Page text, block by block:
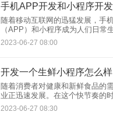
随着移动互联网的迅猛发展，手
（APP）和小程序成为人们日常
一部分。无论是为了购物、社交
手机APP和小程序都提供了便捷
2023-06-27 08:00
开发一个生鲜小程序怎么样
随着消费者对健康和新鲜食品的
业正迅速发展。在这个快节奏的
重便捷和高效的购物方式。在这
个生鲜小程序成为了一个具有潜
2023-06-27 08:30